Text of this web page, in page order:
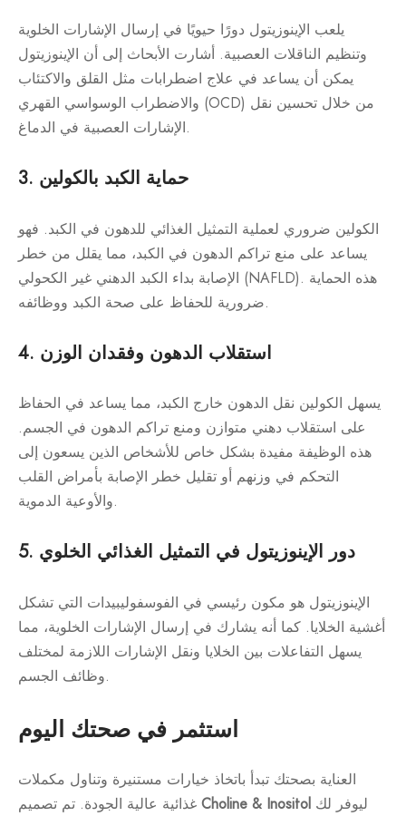
يلعب الإينوزيتول دورًا حيويًا في إرسال الإشارات الخلوية
وتنظيم الناقلات العصبية. أشارت الأبحاث إلى أن الإينوزيتول
يمكن أن يساعد في علاج اضطرابات مثل القلق والاكتئاب
والاضطراب الوسواسي القهري (OCD) من خلال تحسين نقل
الإشارات العصبية في الدماغ.
3. حماية الكبد بالكولين
الكولين ضروري لعملية التمثيل الغذائي للدهون في الكبد. فهو
يساعد على منع تراكم الدهون في الكبد، مما يقلل من خطر
الإصابة بداء الكبد الدهني غير الكحولي (NAFLD). هذه الحماية
ضرورية للحفاظ على صحة الكبد ووظائفه.
4. استقلاب الدهون وفقدان الوزن
يسهل الكولين نقل الدهون خارج الكبد، مما يساعد في الحفاظ
على استقلاب دهني متوازن ومنع تراكم الدهون في الجسم.
هذه الوظيفة مفيدة بشكل خاص للأشخاص الذين يسعون إلى
التحكم في وزنهم أو تقليل خطر الإصابة بأمراض القلب
والأوعية الدموية.
5. دور الإينوزيتول في التمثيل الغذائي الخلوي
الإينوزيتول هو مكون رئيسي في الفوسفوليبيدات التي تشكل
أغشية الخلايا. كما أنه يشارك في إرسال الإشارات الخلوية، مما
يسهل التفاعلات بين الخلايا ونقل الإشارات اللازمة لمختلف
وظائف الجسم.
استثمر في صحتك اليوم
العناية بصحتك تبدأ باتخاذ خيارات مستنيرة وتناول مكملات
Choline & Inositol